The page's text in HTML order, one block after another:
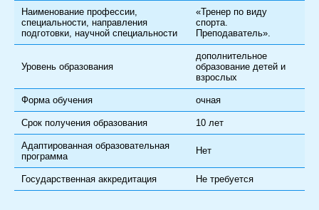
Наименование профессии,
специальности, направления
подготовки, научной специальности
«Тренер по виду
спорта.
Преподаватель».
Уровень образования
дополнительное
образование детей и
взрослых
Форма обучения очная
Срок получения образования 10 лет
Адаптированная образовательная
программа
Нет
Государственная аккредитация Не требуется